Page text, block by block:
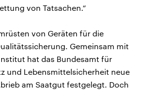
von Tatsachen.“
von Geräten für die
Gemeinsam mit
hat das Bundesamt für
und Lebensmittelsicherheit neue
am Saatgut festgelegt. Doch